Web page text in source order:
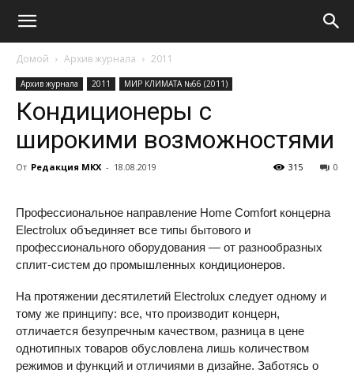
Домой Архив журнала 2011
Архив журнала 2011 МИР КЛИМАТА №66 (2011)
Кондиционеры с
широкими возможностями
От Редакция МКХ - 18.08.2019 0
315
Профессиональное направление Home Comfort концерна
Electrolux объединяет все типы бытового и
профессионального оборудования — от разнообразных
сплит-систем до промышленных кондиционеров.
На протяжении десятилетий Electrolux следует одному и
тому же принципу: все, что производит концерн,
отличается безупречным качеством, разница в цене
однотипных товаров обусловлена лишь количеством
режимов и функций и отличиями в дизайне. Заботясь о